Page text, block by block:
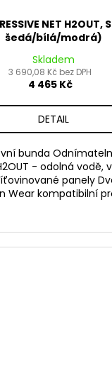
NET
šedá/bílá/modrá)
Skladem
3 690,08 Kč bez DPH
4 465 Kč
DETAIL
bunda
- odolná vodě,
panely
Wear kompatibilní